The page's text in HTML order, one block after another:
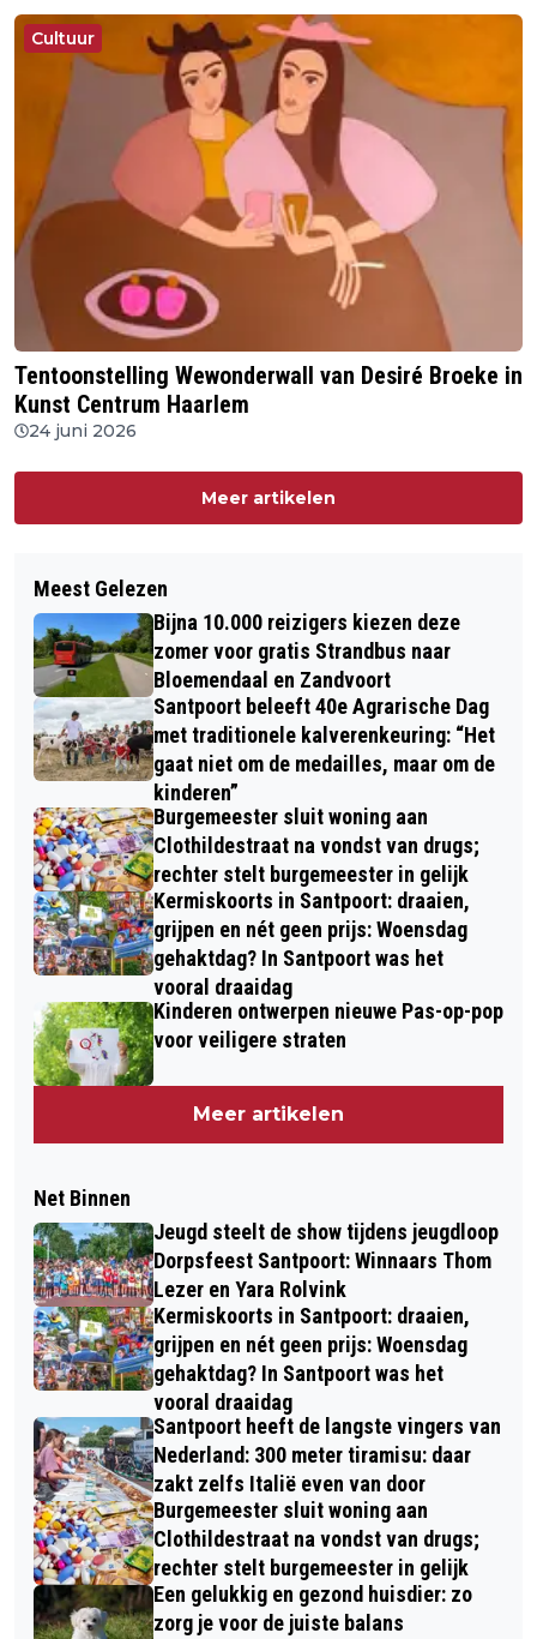
Cultuur
Tentoonstelling Wewonderwall van Desiré Broeke in
Kunst Centrum Haarlem
24 juni 2026
Meer artikelen
Meest Gelezen
Bijna 10.000 reizigers kiezen deze
zomer voor gratis Strandbus naar
Bloemendaal en Zandvoort
Santpoort beleeft 40e Agrarische Dag
met traditionele kalverenkeuring: “Het
gaat niet om de medailles, maar om de
kinderen”
Burgemeester sluit woning aan
Clothildestraat na vondst van drugs;
rechter stelt burgemeester in gelijk
Kermiskoorts in Santpoort: draaien,
grijpen en nét geen prijs: Woensdag
gehaktdag? In Santpoort was het
vooral draaidag
Kinderen ontwerpen nieuwe Pas-op-pop
voor veiligere straten
Meer artikelen
Net Binnen
Jeugd steelt de show tijdens jeugdloop
Dorpsfeest Santpoort: Winnaars Thom
Lezer en Yara Rolvink
Kermiskoorts in Santpoort: draaien,
grijpen en nét geen prijs: Woensdag
gehaktdag? In Santpoort was het
vooral draaidag
Santpoort heeft de langste vingers van
Nederland: 300 meter tiramisu: daar
zakt zelfs Italië even van door
Burgemeester sluit woning aan
Clothildestraat na vondst van drugs;
rechter stelt burgemeester in gelijk
Een gelukkig en gezond huisdier: zo
zorg je voor de juiste balans